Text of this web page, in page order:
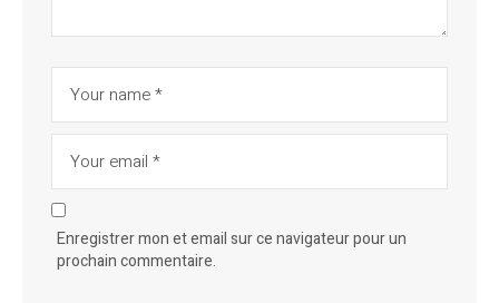
Enregistrer mon et email sur ce navigateur pour un
prochain commentaire.